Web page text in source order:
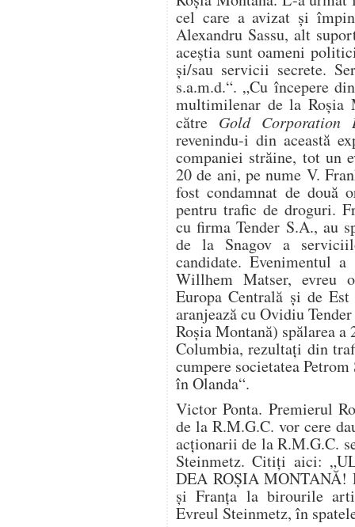
cel care a avizat şi
Alexandru Sassu, alt
aceştia sunt oameni
şi/sau servicii secrete.
s.a.m.d.“. „Cu începere
multimilenar de la Roşia
către Gold Corporation
revenindu-i din această
companiei străine, tot un
20 de ani, pe nume V.
fost condamnat de
pentru trafic de droguri.
cu firma Tender S.A., au
de la Snagov a
candidate. Evenimentul
Willhem Matser, evreu
Europa Centrală şi de
aranjează cu Ovidiu
Roşia Montană) spălarea
Columbia, rezultaţi din
cumpere societatea
în Olanda“.
Victor Ponta. Premierul
de la R.M.G.C. vor cere
acţionarii de la R.M.G.C.
Steinmetz. Citiţi aici:
DEA ROŞIA MONTANĂ!
şi Franţa la birourile
Evreul Steinmetz, în